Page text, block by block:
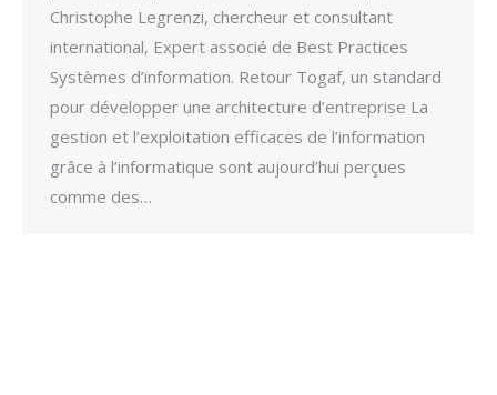
Christophe Legrenzi, chercheur et consultant
international, Expert associé de Best Practices
Systèmes d’information. Retour Togaf, un standard
pour développer une architecture d’entreprise La
gestion et l’exploitation efficaces de l’information
grâce à l’informatique sont aujourd’hui perçues
comme des…